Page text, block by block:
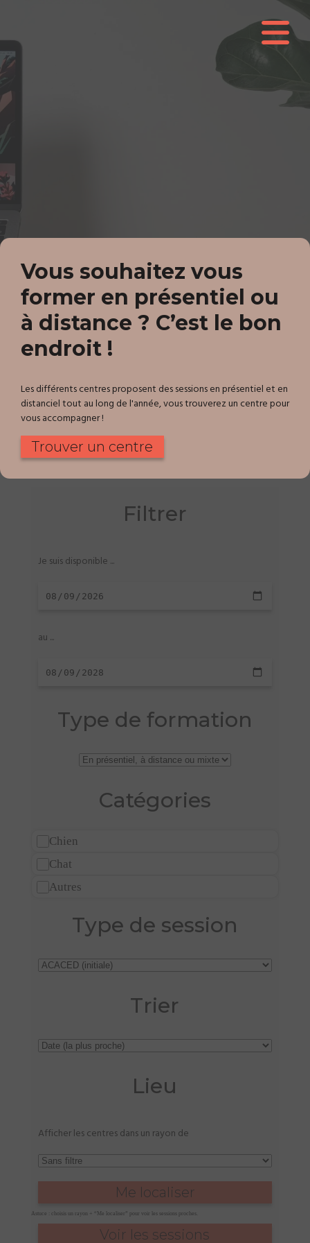
Vous souhaitez vous
former en présentiel ou
à distance ? C’est le bon
endroit !
Les différents centres proposent des sessions en présentiel et en
distanciel tout au long de l'année, vous trouverez un centre pour
vous accompagner !
Trouver un centre
Filtrer
Je suis disponible ...
au ...
Type de formation
Catégories
Chien
Chat
Autres
Type de session
Trier
Lieu
Afficher les centres dans un rayon de
Me localiser
Astuce : choisis un rayon + “Me localiser” pour voir les sessions proches.
Voir les sessions